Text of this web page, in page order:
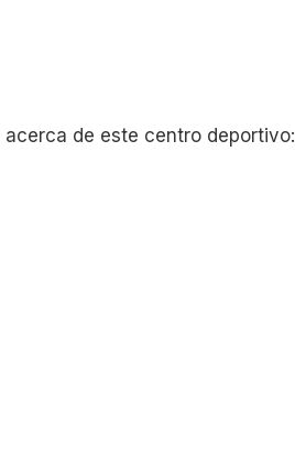
de este centro deportivo: